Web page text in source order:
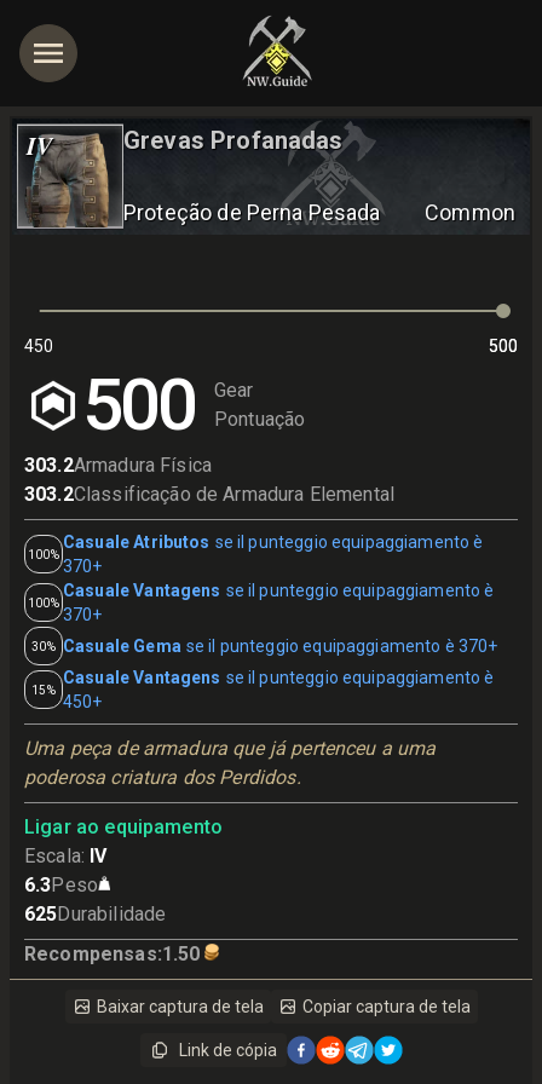
IV Grevas Profanadas
Proteção de Perna Pesada Common
450 500
500
500
Gear
Pontuação
303.2Armadura Física
303.2Classificação de Armadura Elemental
100%
Casuale Atributos se il punteggio equipaggiamento è
370+
100%
Casuale Vantagens se il punteggio equipaggiamento è
370+
30% Casuale Gema se il punteggio equipaggiamento è 370+
15%
Casuale Vantagens se il punteggio equipaggiamento è
450+
Uma peça de armadura que já pertenceu a uma
poderosa criatura dos Perdidos.
Ligar ao equipamento
Escala: IV
6.3Peso
625Durabilidade
Recompensas:1.50
Baixar captura de tela Copiar captura de tela
Link de cópia